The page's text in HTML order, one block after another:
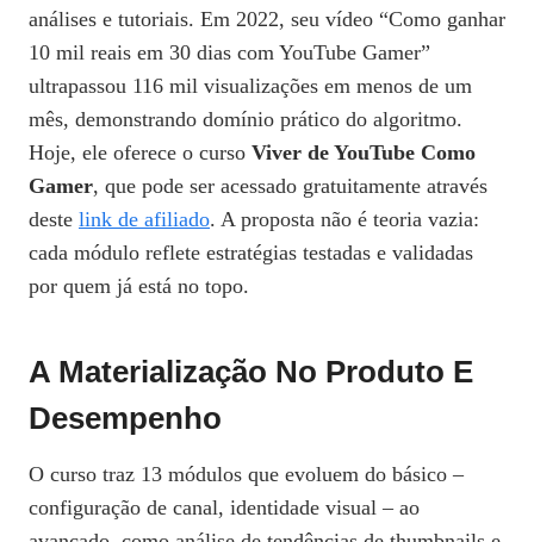
análises e tutoriais. Em 2022, seu vídeo “Como ganhar
10 mil reais em 30 dias com YouTube Gamer”
ultrapassou 116 mil visualizações em menos de um
mês, demonstrando domínio prático do algoritmo.
Hoje, ele oferece o curso Viver de YouTube Como
Gamer, que pode ser acessado gratuitamente através
deste link de afiliado. A proposta não é teoria vazia:
cada módulo reflete estratégias testadas e validadas
por quem já está no topo.
A Materialização No Produto E
Desempenho
O curso traz 13 módulos que evoluem do básico –
configuração de canal, identidade visual – ao